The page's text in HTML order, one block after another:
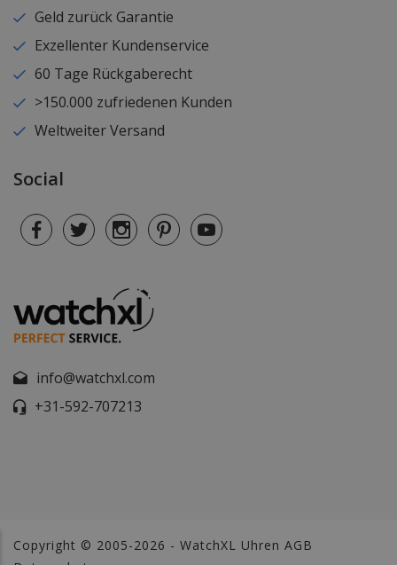
Geld zurück Garantie
Exzellenter Kundenservice
60 Tage Rückgaberecht
>150.000 zufriedenen Kunden
Weltweiter Versand
Social
info@watchxl.com
+31-592-707213
Copyright © 2005-2026 - WatchXL Uhren AGB